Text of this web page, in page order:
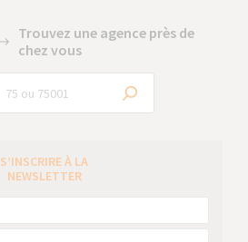
Trouvez une agence près de
chez vous
S’INSCRIRE À LA
NEWSLETTER